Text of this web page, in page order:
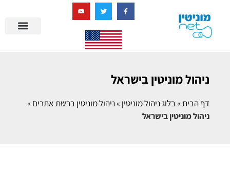
ניהול מוניטין בישראל
דף הבית»בלוג ניהול מוניטין »ניהול מוניטין ברשת אתרים »
ניהול מוניטין בישראל